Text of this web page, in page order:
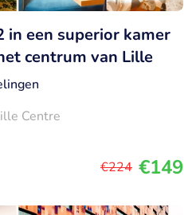
in een superior kamer
centrum van Lille
Centre
€224 €149